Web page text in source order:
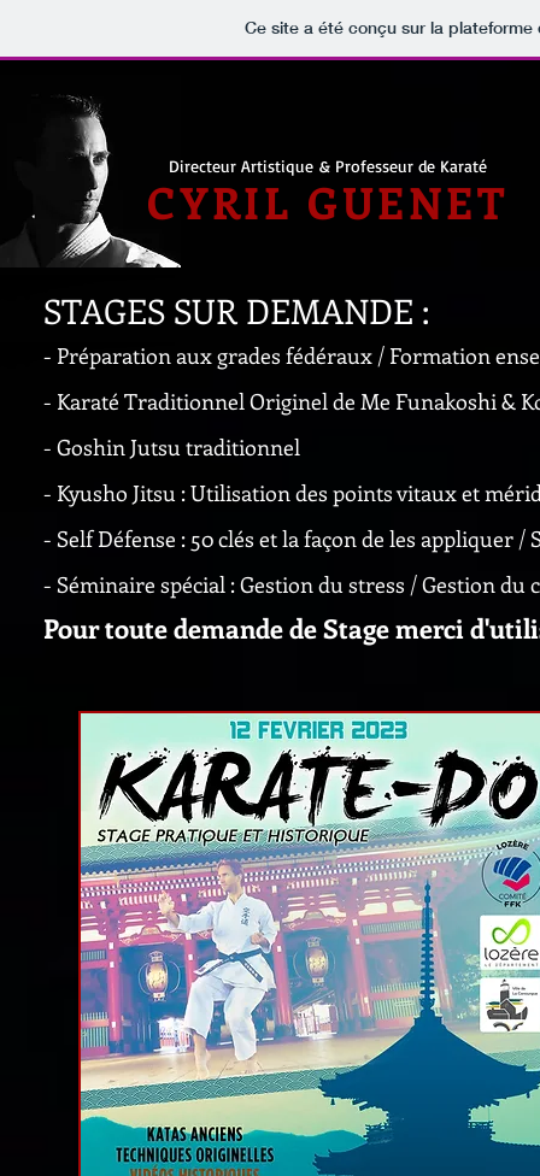
Ce site a été conçu sur la
Directeur Artistique & Professeur de Karaté
CYRIL GUENET
STAGES SUR DEMANDE :
- Préparation aux grades fédéraux / Formation
- Karaté Traditionnel Originel de Me Funakoshi &
- Goshin Jutsu traditionnel
- Kyusho Jitsu : Utilisation des points vitaux et
- Self Défense : 50 clés et la façon de les appliquer /
- Séminaire spécial : Gestion du stress / Gestion
Pour toute demande de Stage merci